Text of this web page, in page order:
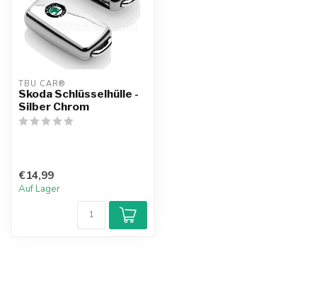
TBU CAR®
Skoda Schlüsselhülle -
Silber Chrom
€14,99
Auf Lager